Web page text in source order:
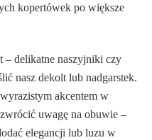
kopertówek po większe
– delikatne naszyjniki czy
nasz dekolt lub nadgarstek.
akcentem w
uwagę na obuwie –
elegancji lub luzu w